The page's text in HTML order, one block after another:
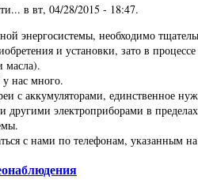
в вт, 04/28/2015 - 18:47.
энергосистемы, необходимо
и установки, зато в
масла).
у нас много.
с аккумуляторами, единственное
другими электроприборами в
с нами по телефонам, указанным